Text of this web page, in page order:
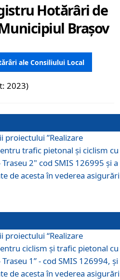
Hotărâri de
Brașov
ale Consiliului Local
2023)
proiectului ”Realizare
trafic pietonal și ciclism cu
2" cod SMIS 126995 și a
de acesta în vederea
proiectului “Realizare
ciclism şi trafic pietonal cu
1” - cod SMIS 126994, și
de acesta în vederea